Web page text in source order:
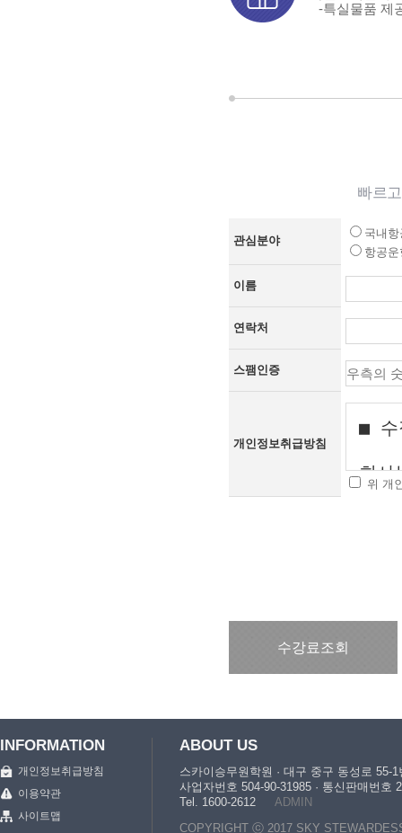
-특실물품 제
빠르
관심분야
국내
항공
이름
연락처
스팸인증
개인정보취급방침
위 개
수강료조회
INFORMATION
개인정보취급방침
이용약관
사이트맵
ABOUT US
스카이승무원학원 · 대구 중구 동성로 55-
사업자번호 504-90-31985 · 통신판매번호
Tel. 1600-2612
ADMIN
COPYRIGHT ⓒ 2017 SKY